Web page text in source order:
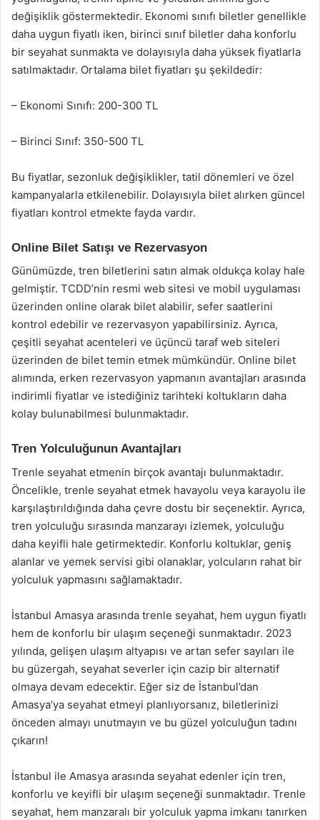
değişiklik göstermektedir. Ekonomi sınıfı biletler genellikle
daha uygun fiyatlı iken, birinci sınıf biletler daha konforlu
bir seyahat sunmakta ve dolayısıyla daha yüksek fiyatlarla
satılmaktadır. Ortalama bilet fiyatları şu şekildedir:
– Ekonomi Sınıfı: 200-300 TL
– Birinci Sınıf: 350-500 TL
Bu fiyatlar, sezonluk değişiklikler, tatil dönemleri ve özel
kampanyalarla etkilenebilir. Dolayısıyla bilet alırken güncel
fiyatları kontrol etmekte fayda vardır.
Online Bilet Satışı ve Rezervasyon
Günümüzde, tren biletlerini satın almak oldukça kolay hale
gelmiştir. TCDD’nin resmi web sitesi ve mobil uygulaması
üzerinden online olarak bilet alabilir, sefer saatlerini
kontrol edebilir ve rezervasyon yapabilirsiniz. Ayrıca,
çeşitli seyahat acenteleri ve üçüncü taraf web siteleri
üzerinden de bilet temin etmek mümkündür. Online bilet
alımında, erken rezervasyon yapmanın avantajları arasında
indirimli fiyatlar ve istediğiniz tarihteki koltukların daha
kolay bulunabilmesi bulunmaktadır.
Tren Yolculuğunun Avantajları
Trenle seyahat etmenin birçok avantajı bulunmaktadır.
Öncelikle, trenle seyahat etmek havayolu veya karayolu ile
karşılaştırıldığında daha çevre dostu bir seçenektir. Ayrıca,
tren yolculuğu sırasında manzarayı izlemek, yolculuğu
daha keyifli hale getirmektedir. Konforlu koltuklar, geniş
alanlar ve yemek servisi gibi olanaklar, yolcuların rahat bir
yolculuk yapmasını sağlamaktadır.
İstanbul Amasya arasında trenle seyahat, hem uygun fiyatlı
hem de konforlu bir ulaşım seçeneği sunmaktadır. 2023
yılında, gelişen ulaşım altyapısı ve artan sefer sayıları ile
bu güzergah, seyahat severler için cazip bir alternatif
olmaya devam edecektir. Eğer siz de İstanbul’dan
Amasya’ya seyahat etmeyi planlıyorsanız, biletlerinizi
önceden almayı unutmayın ve bu güzel yolculuğun tadını
çıkarın!
İstanbul ile Amasya arasında seyahat edenler için tren,
konforlu ve keyifli bir ulaşım seçeneği sunmaktadır. Trenle
seyahat, hem manzaralı bir yolculuk yapma imkanı tanırken